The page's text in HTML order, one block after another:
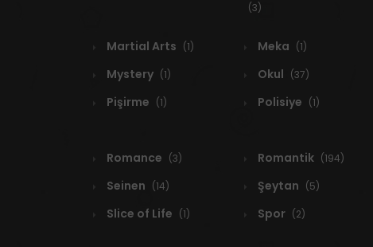
(3)
Martial Arts (1) Meka (1)
Mystery (1) Okul (37)
Pişirme (1) Polisiye (1)
Romance (3) Romantik (194)
Seinen (14) Şeytan (5)
Slice of Life (1) Spor (2)